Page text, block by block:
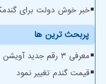
خبر خوش دولت برای
پربحث ترین ها
معرفی ۳ رقم جدید آویشن
قیمت گندم تغییر نمود